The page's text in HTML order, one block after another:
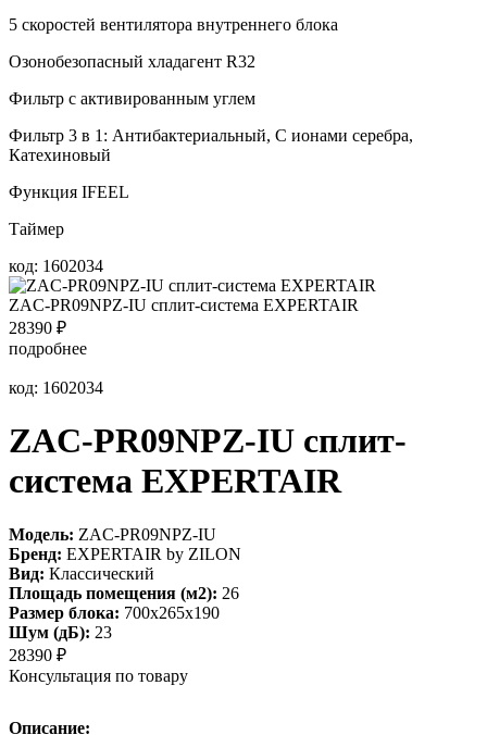
5 скоростей вентилятора внутреннего блока
Озонобезопасный хладагент R32
Фильтр с активированным углем
Фильтр 3 в 1: Антибактериальный, С ионами серебра,
Катехиновый
Функция IFEEL
Таймер
код: 1602034
ZAC-PR09NPZ-IU сплит-система EXPERTAIR
28390 ₽
подробнее
код: 1602034
ZAC-PR09NPZ-IU сплит-
система EXPERTAIR
Модель: ZAC-PR09NPZ-IU
Бренд: EXPERTAIR by ZILON
Вид: Классический
Площадь помещения (м2): 26
Размер блока: 700х265х190
Шум (дБ): 23
28390 ₽
Консультация по товару
Описание: